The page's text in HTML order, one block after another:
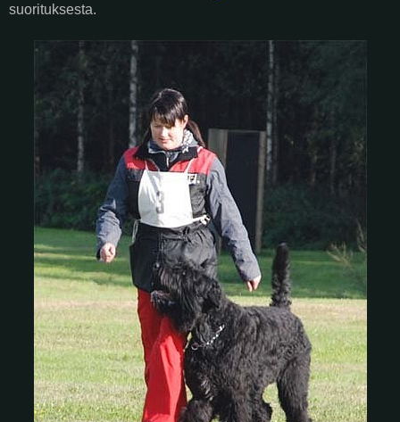
suorituksesta.